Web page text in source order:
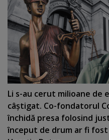
Li s-au cerut milioane de
câştigat. Co-fondatorul
închidă presa folosind
început de drum ar fi